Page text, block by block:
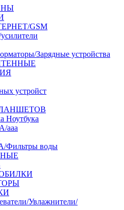
GSM
Зарядные устройства
устройст
Ноутбука
ааа
воды
Увлажнители/